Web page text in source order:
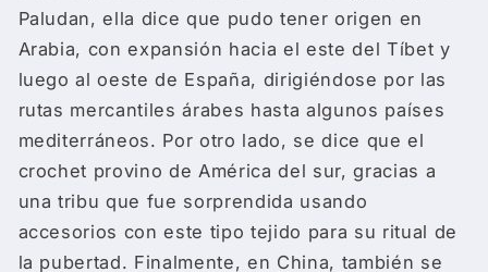
Paludan, ella dice que pudo tener origen en
Arabia, con expansión hacia el este del Tíbet y
luego al oeste de España, dirigiéndose por las
rutas mercantiles árabes hasta algunos países
mediterráneos. Por otro lado, se dice que el
crochet provino de América del sur, gracias a
una tribu que fue sorprendida usando
accesorios con este tipo tejido para su ritual de
la pubertad. Finalmente, en China, también se